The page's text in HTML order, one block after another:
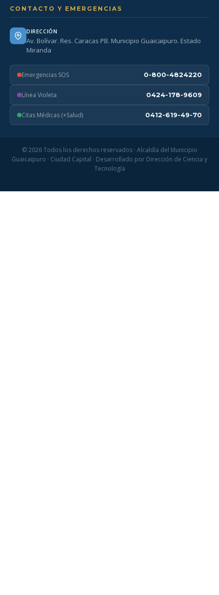
CONTACTO Y EMERGENCIAS
DIRECCIÓN
Av. Bolívar. Res. Caracas PB. Municipio Guaicaipuro. Estado
Miranda
Emergencias SOS 0-800-4824220
Línea Violeta 0424-178-9609
Citas Médicas (+Salud) 0412-619-49-70
© 2026 Todos los derechos reservados · Alcaldía del Municipio
Guaicaipuro · Ciudad Capital · Desarrollado por Dirección de Ciencia y
Tecnología